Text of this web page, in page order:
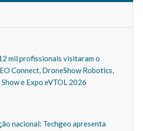
mil profissionais visitaram o
Connect, DroneShow Robotics,
Show e Expo eVTOL 2026
nacional: Techgeo apresenta